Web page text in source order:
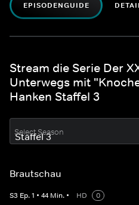
EPISODENGUIDE
Stream die Serie Der
Unterwegs mit
Hanken Staffel 3
Select Season
Brautschau
S3 Ep.1 • 44 Min. • HD
0